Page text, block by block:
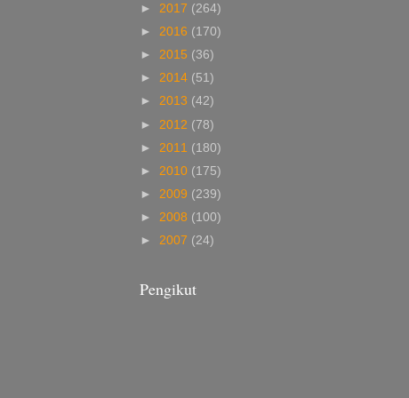
► 2017 (264)
► 2016 (170)
► 2015 (36)
► 2014 (51)
► 2013 (42)
► 2012 (78)
► 2011 (180)
► 2010 (175)
► 2009 (239)
► 2008 (100)
► 2007 (24)
Pengikut